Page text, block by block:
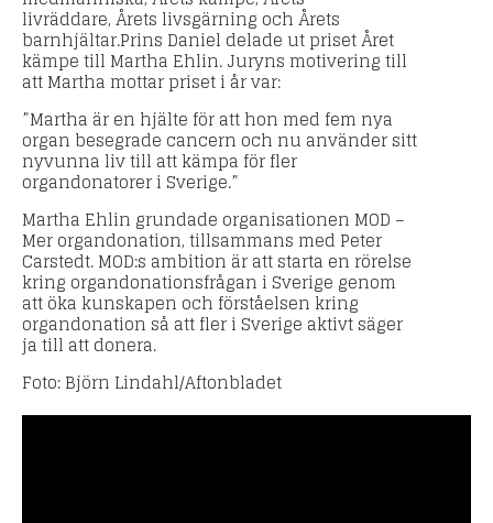
livräddare, Årets livsgärning och Årets
barnhjältar.Prins Daniel delade ut priset Året
kämpe till Martha Ehlin. Juryns motivering till
att Martha mottar priset i år var:
”Martha är en hjälte för att hon med fem nya
organ besegrade cancern och nu använder sitt
nyvunna liv till att kämpa för fler
organdonatorer i Sverige.”
Martha Ehlin grundade organisationen MOD –
Mer organdonation, tillsammans med Peter
Carstedt. MOD:s ambition är att starta en rörelse
kring organdonationsfrågan i Sverige genom
att öka kunskapen och förståelsen kring
organdonation så att fler i Sverige aktivt säger
ja till att donera.
Foto: Björn Lindahl/Aftonbladet